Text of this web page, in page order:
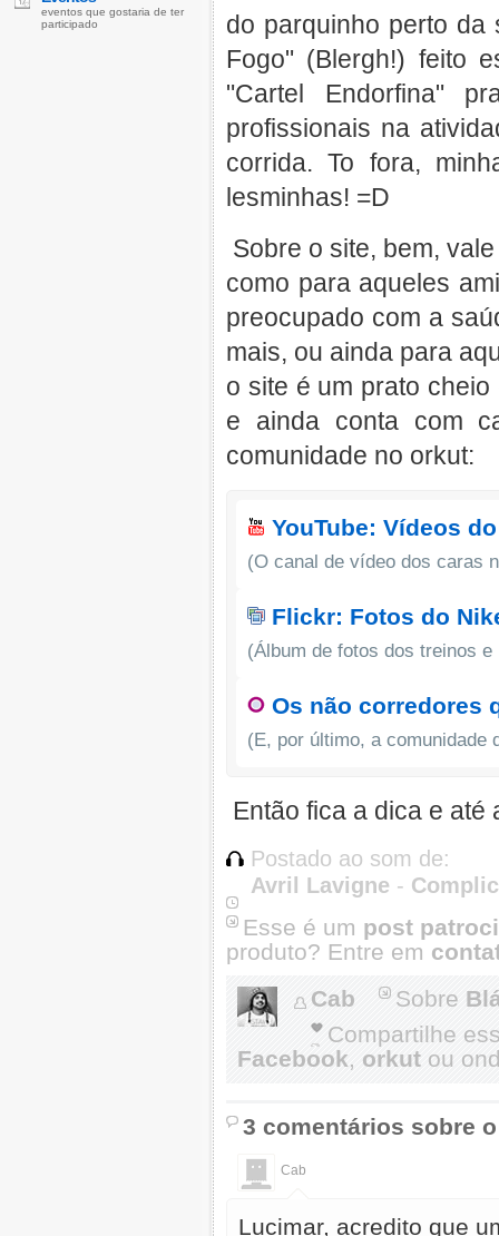
do parquinho perto da
Fogo" (Blergh!) feito
"Cartel Endorfina"
profissionais na
corrida. To fora,
lesminhas! =D
Sobre o site, bem,
como para aqueles
preocupado com a
mais, ou ainda para
o site é um prato
e ainda conta com
comunidade no orkut:
YouTube: Vídeos
(O canal de vídeo dos caras
Flickr: Fotos do
(Álbum de fotos dos treinos
Os não corredores
(E, por último, a comunidade
Então fica a dica e até
Postado ao som de:
Avril Lavigne -
Esse é um post
produto? Entre em
Cab
Sobre
Compartilhe
Facebook, orkut ou
3 comentários sobre
Cab
Lucimar, acredito que
eventos que gostaria de ter
participado